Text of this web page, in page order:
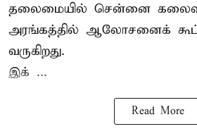
தலைமையில் சென்னை
அரங்கத்தில் ஆலோசனைக்
வருகிறது.
இக் ...
Read More